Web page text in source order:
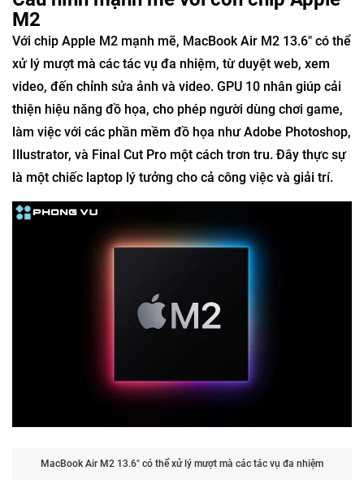
M2
Với chip Apple M2 mạnh mẽ, MacBook Air M2 13.6" có thể
xử lý mượt mà các tác vụ đa nhiệm, từ duyệt web, xem
video, đến chỉnh sửa ảnh và video. GPU 10 nhân giúp cải
thiện hiệu năng đồ họa, cho phép người dùng chơi game,
làm việc với các phần mềm đồ họa như Adobe Photoshop,
Illustrator, và Final Cut Pro một cách trơn tru. Đây thực sự
là một chiếc laptop lý tưởng cho cả công việc và giải trí.
MacBook Air M2 13.6" có thể xử lý mượt mà các tác vụ đa nhiệm